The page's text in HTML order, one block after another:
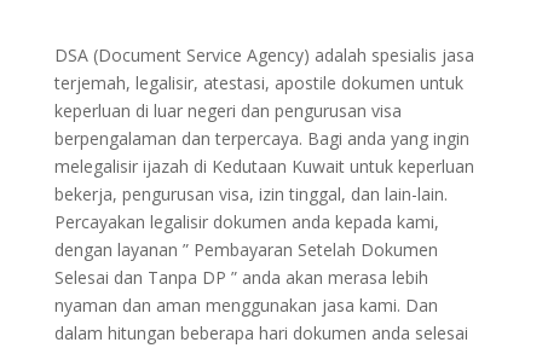
DSA (Document Service Agency) adalah spesialis jasa
terjemah, legalisir, atestasi, apostile dokumen untuk
keperluan di luar negeri dan pengurusan visa
berpengalaman dan terpercaya. Bagi anda yang ingin
melegalisir ijazah di Kedutaan Kuwait untuk keperluan
bekerja, pengurusan visa, izin tinggal, dan lain-lain.
Percayakan legalisir dokumen anda kepada kami,
dengan layanan ” Pembayaran Setelah Dokumen
Selesai dan Tanpa DP ” anda akan merasa lebih
nyaman dan aman menggunakan jasa kami. Dan
dalam hitungan beberapa hari dokumen anda selesai